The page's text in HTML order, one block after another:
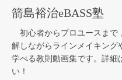
箭島裕治eBASS塾
初心者からプロユースまで
解しながらラインメイキング
学べる教則動画集です。詳細
い！